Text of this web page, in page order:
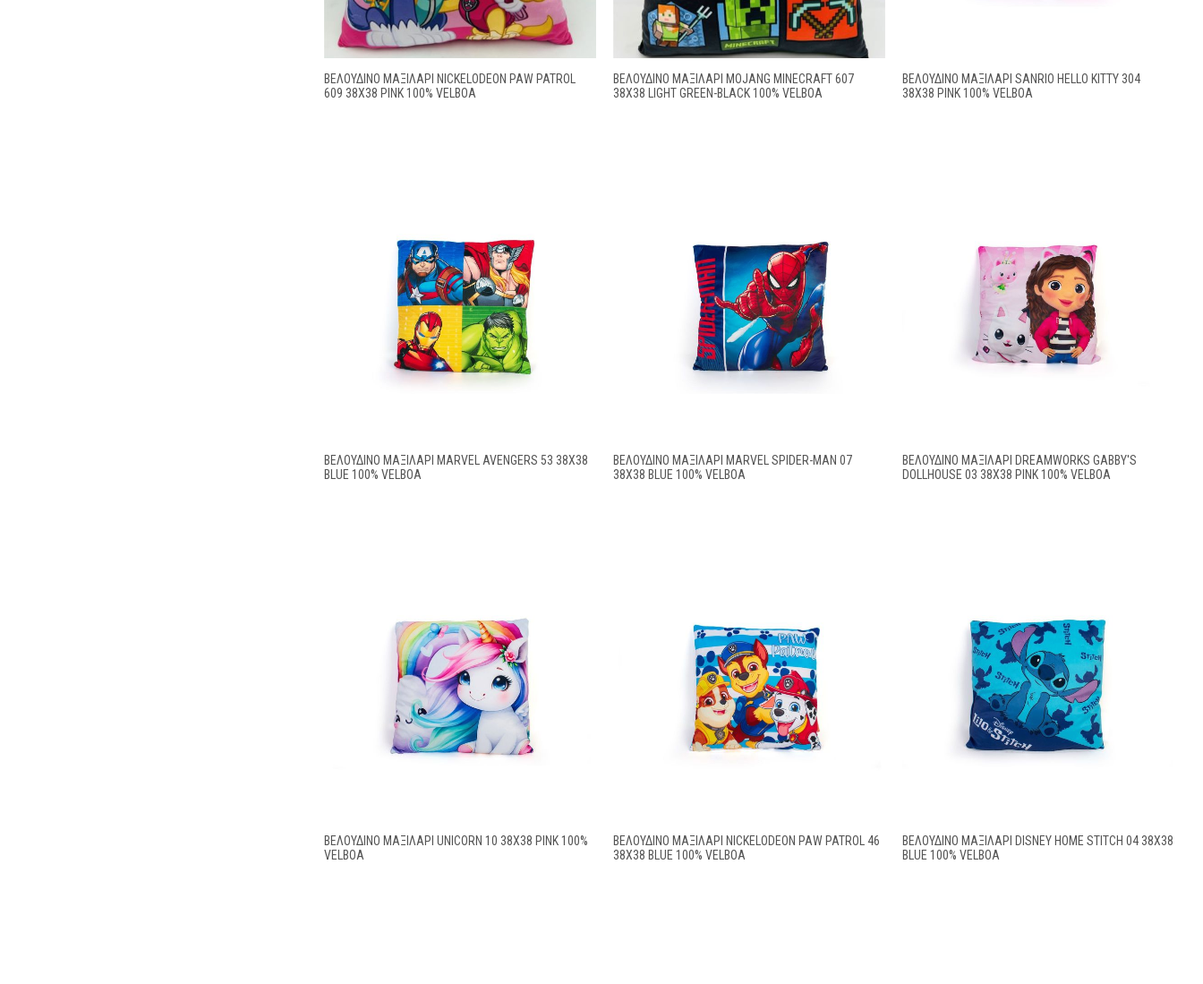
ΒΕΛΟΎΔΙΝΟ ΜΑΞΙΛΆΡΙ NICKELODEON PAW PATROL
609 38X38 PINK 100% VELBOA
ΒΕΛΟΎΔΙΝΟ ΜΑΞΙΛΆΡΙ MOJANG MINECRAFT 607
38X38 LIGHT GREEN-BLACK 100% VELBOA
ΒΕΛΟΎΔΙΝΟ ΜΑΞΙΛΆΡΙ SANRIO HELLO KITTY 304
38X38 PINK 100% VELBOA
ΒΕΛΟΎΔΙΝΟ ΜΑΞΙΛΆΡΙ MARVEL AVENGERS 53 38X38
BLUE 100% VELBOA
ΒΕΛΟΎΔΙΝΟ ΜΑΞΙΛΆΡΙ MARVEL SPIDER-MAN 07
38X38 BLUE 100% VELBOA
ΒΕΛΟΎΔΙΝΟ ΜΑΞΙΛΆΡΙ DREAMWORKS GABBY'S
DOLLHOUSE 03 38X38 PINK 100% VELBOA
ΒΕΛΟΎΔΙΝΟ ΜΑΞΙΛΆΡΙ UNICORN 10 38X38 PINK 100%
VELBOA
ΒΕΛΟΎΔΙΝΟ ΜΑΞΙΛΆΡΙ NICKELODEON PAW PATROL 46
38X38 BLUE 100% VELBOA
ΒΕΛΟΎΔΙΝΟ ΜΑΞΙΛΆΡΙ DISNEY HOME STITCH 04 38X38
BLUE 100% VELBOA